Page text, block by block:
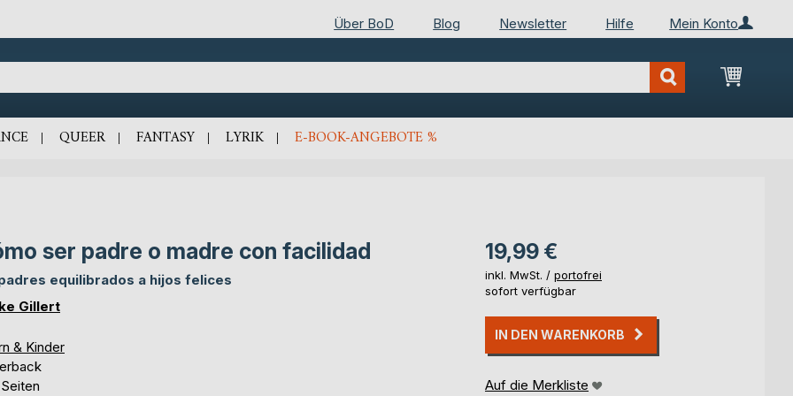
Mein Konto
Über BoD Blog Newsletter Hilfe
Mein
QUEER FANTASY LYRIK E-BOOK-ANGEBOTE %
ser padre o madre con facilidad
equilibrados a hijos felices
Gillert
& Kinder
19,99 €
inkl. MwSt. / portofrei
sofort verfügbar
IN DEN WARENKORB
Auf die Merkliste